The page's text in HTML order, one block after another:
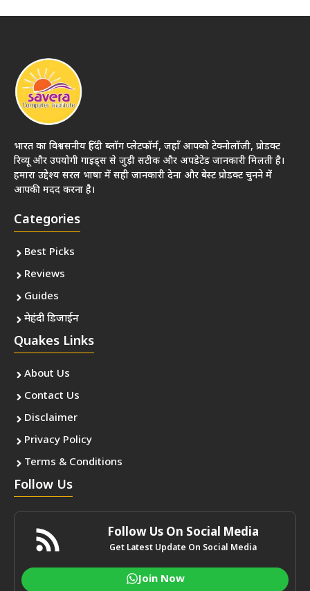
भारत का विश्वसनीय हिंदी ब्लॉग प्लेटफॉर्म, जहाँ आपको टेक्नोलॉजी, प्रोडक्ट
रिव्यू और उपयोगी गाइड्स से जुड़ी सटीक और अपडेटेड जानकारी मिलती है।
हमारा उद्देश्य सरल भाषा में सही जानकारी देना और बेस्ट प्रोडक्ट चुनने में
आपकी मदद करना है।
Categories
Best Picks
Reviews
Guides
मेहंदी डिजाईन
Quakes Links
About Us
Contact Us
Disclaimer
Privacy Policy
Terms & Conditions
Follow Us
Follow Us On Social Media
Get Latest Update On Social Media
Join Now